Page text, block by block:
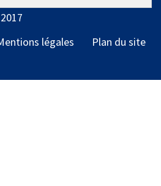
légales
Plan du site